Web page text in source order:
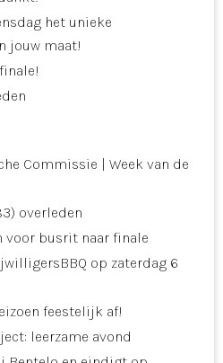
het unieke
jouw maat!
Commissie | Week van de
overleden
voor busrit naar finale
op zaterdag 6
feestelijk af!
leerzame avond